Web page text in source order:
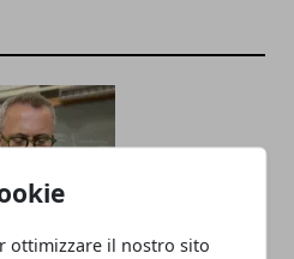
ottimizzare il nostro sito